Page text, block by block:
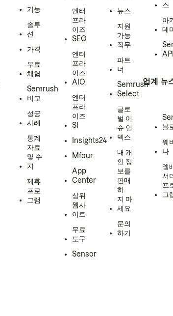
기능
솔루
션
가격
무료
체험
Semrush
비교
성공
사례
통계
자료
및 수
치
제휴
프로
그램
엔터
프라
이즈
SEO
엔터
프라
이즈
AIO
엔터
프라
이즈
SI
Insights24
Mfour
App
Center
상위
웹사
이트
무료
도구
Sensor
뉴스
지원
가능
직무
파트
너
Semrush
Select
글로
벌 이
슈 인
덱스
내 개
인 정
보를
판매
하
지 마
세요
문의
하기
스
아
데
업계 뉴
블
웨
나
앰
서
프
그